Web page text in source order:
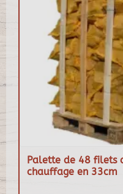
Palette de 48 filets
chauffage en 33cm